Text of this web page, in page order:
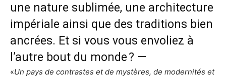
une nature sublimée, une architecture
impériale ainsi que des traditions bien
ancrées. Et si vous vous envoliez à
l’autre bout du monde ? —
«Un pays de contrastes et de mystères, de modernités et